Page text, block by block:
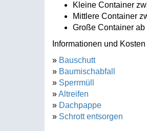
Kleine Container
Mittlere Container
Große Container ab
Informationen und
» Bauschutt
» Baumischabfall
» Sperrmüll
»Altreifen
» Dachpappe
» Schrott entsorgen